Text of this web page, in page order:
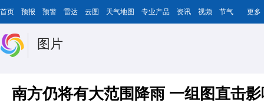
首页 预报 预警 雷达 云图 天气地图 专业产品 资讯 视频 节气 更多
图片
南方仍将有大范围降雨 一组图直击